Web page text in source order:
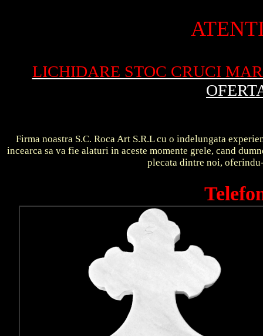
LICHIDARE STOC CRUCI
Firma noastra S.C. Roca Art S.R.L cu o indelungata
incearca sa va fie alaturi in aceste momente grele, cand
plecata dintre noi,